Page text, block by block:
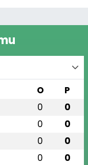
O P
0 0
0 0
0 0
0 0